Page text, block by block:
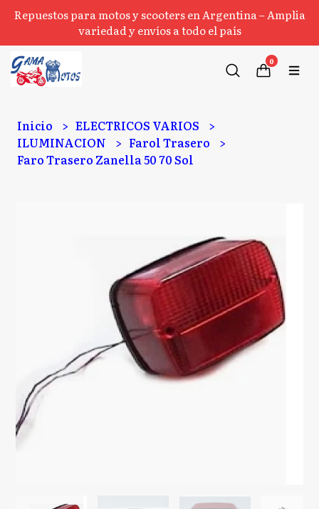
Repuestos para motos y scooters en Argentina – Amplia
variedad y envíos a todo el país
0
Inicio
ELECTRICOS VARIOS
ILUMINACION
Farol Trasero
Faro Trasero Zanella 50 70 Sol